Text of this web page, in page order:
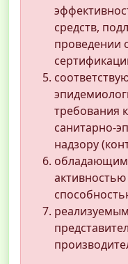
средств,
проведении
требования
санитарно-
надзору
обладающим